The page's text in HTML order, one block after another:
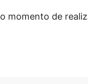
momento de